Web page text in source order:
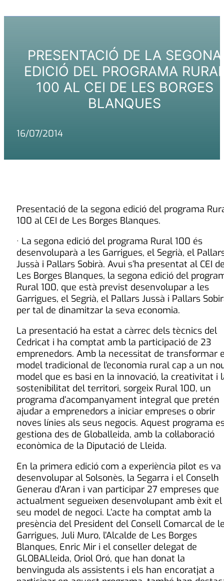
PRESENTACIÓ DE LA SEGONA
EDICIÓ DEL PROGRAMA
100 AL CEI DE LES BORGES
BLANQUES
16/07/2014
Presentació de la segona edició del programa
100 al CEI de Les Borges Blanques.
· La segona edició del programa Rural 100 és
desenvoluparà a les Garrigues, el Segrià, el
Jussà i Pallars Sobirà. Avui s’ha presentat al CEI
Les Borges Blanques, la segona edició del
Rural 100, que està previst desenvolupar a les
Garrigues, el Segrià, el Pallars Jussà i Pallars
per tal de dinamitzar la seva economia.
La presentació ha estat a càrrec dels tècnics del
Cedricat i ha comptat amb la participació de 23
emprenedors. Amb la necessitat de transformar
model tradicional de l’economia rural cap a un
model que es basi en la innovació, la creativitat i
sostenibilitat del territori, sorgeix Rural 100, un
programa d’acompanyament integral que pretén
ajudar a emprenedors a iniciar empreses o obrir
noves línies als seus negocis. Aquest programa
gestiona des de Globalleida, amb la col·laboració
econòmica de la Diputació de Lleida.
En la primera edició com a experiència pilot es va
desenvolupar al Solsonès, la Segarra i el Conselh
Generau d’Aran i van participar 27 empreses que
actualment segueixen desenvolupant amb èxit el
seu model de negoci. L’acte ha comptat amb la
presència del President del Consell Comarcal de
Garrigues, Juli Muro, l’Alcalde de Les Borges
Blanques, Enric Mir i el conseller delegat de
GLOBALleida, Oriol Oró, que han donat la
benvinguda als assistents i els han encoratjat a